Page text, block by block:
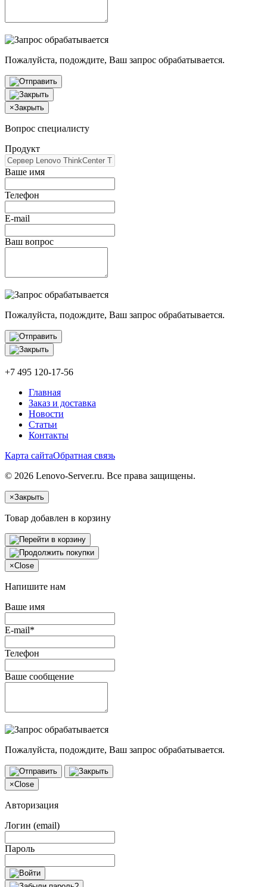
Пожалуйста, подождите, Ваш запрос обрабатывается.
×Закрыть
Вопрос специалисту
Продукт
Ваше имя
Телефон
E-mail
Ваш вопрос
Пожалуйста, подождите, Ваш запрос обрабатывается.
+7 495 120-17-56
Главная
Заказ и доставка
Новости
Статьи
Контакты
Карта сайтаОбратная связь
© 2026 Lenovo-Server.ru. Все права защищены.
×Закрыть
Товар добавлен в корзину
×Close
Напишите нам
Ваше имя
E-mail*
Телефон
Ваше сообщение
Пожалуйста, подождите, Ваш запрос обрабатывается.
×Close
Авторизация
Логин (email)
Пароль